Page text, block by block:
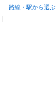
路線・駅から選ぶ